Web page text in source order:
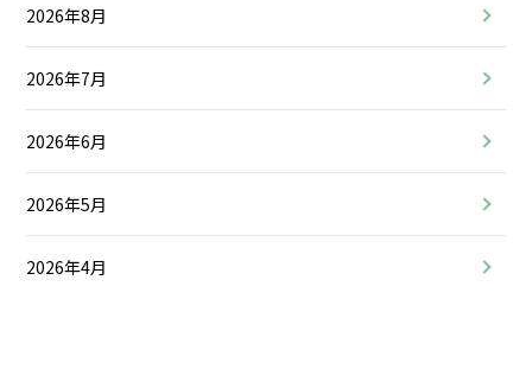
2026年8月
2026年7月
2026年6月
2026年5月
2026年4月